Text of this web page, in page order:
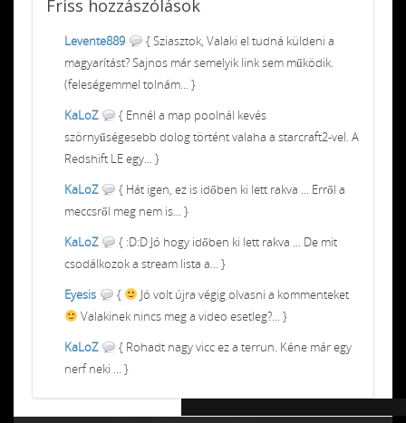
Friss hozzászólások
Levente889
{ Sziasztok, Valaki el tudná küldeni a
magyarítást? Sajnos már semelyik link sem működik.
(feleségemmel tolnám... }
KaLoZ
{ Ennél a map poolnál kevés
szörnyűségesebb dolog történt valaha a starcraft2-vel. A
Redshift LE egy... }
KaLoZ
{ Hát igen, ez is időben ki lett rakva ... Erről a
meccsről meg nem is... }
KaLoZ
{ :D:D Jó hogy időben ki lett rakva ... De mit
csodálkozok a stream lista a... }
Eyesis
{
Jó volt újra végig olvasni a kommenteket
Valakinek nincs meg a video esetleg?... }
KaLoZ
{ Rohadt nagy vicc ez a terrun. Kéne már egy
nerf neki ... }